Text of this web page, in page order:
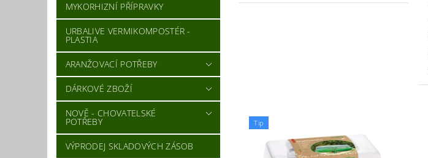
MYKORHIZNÍ PŘÍPRAVKY
URBALIVE VERMIKOMPOSTÉR -
PLASTIA
ARANŽOVACÍ POTŘEBY
DÁRKOVÉ ZBOŽÍ
NOVĚ - CHOVATELSKÉ
POTŘEBY
VÝPRODEJ SKLADOVÝCH ZÁSOB
Tip